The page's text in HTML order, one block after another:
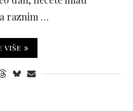
raznim …
VIŠE